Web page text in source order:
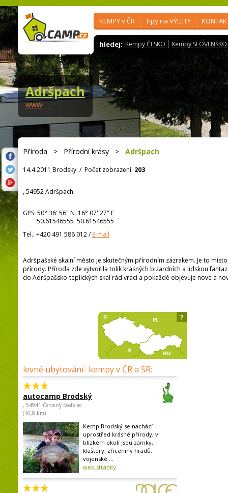
KEMPY v ČR Tipy na VÝLETY
hledej: Kempy ČESKO Kempy SLOVENSKO
Adršpach
www
Příroda > Přírodní krásy > Adršpach
14.4.2011 Brodsky / Počet zobrazení: 203
, 54952 Adršpach
GPS: 50° 36' 56" N 16° 07' 27" E
50.61546555 50.61546555
Tel.: +420 491 586 012/E-mail
Adršpašské skalní město je skutečným přírodním zázrakem. Je to
přírody. Příroda zde vytvořila tolik krásných bizardních a lidskou
do Adršpašsko-teplických skal rád vrací a pokaždé objevuje nové a
levné ubytování- kempy v ČR a SR:
autocamp Brodský
, 54941 Červený Kostelec
(16,8 km)
Kemp Brodský se nachází
uprostřed krásné přírody, v
blízkém okolí jsou zámky,
kláštery, zříceniny hradů,
vojenské ...
web stránky
?